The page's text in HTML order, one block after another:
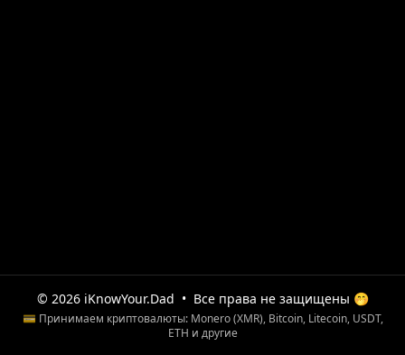
© 2026 iKnowYour.Dad • Все права не защищены 🤭
💳 Принимаем криптовалюты: Monero (XMR), Bitcoin, Litecoin, USDT,
ETH и другие